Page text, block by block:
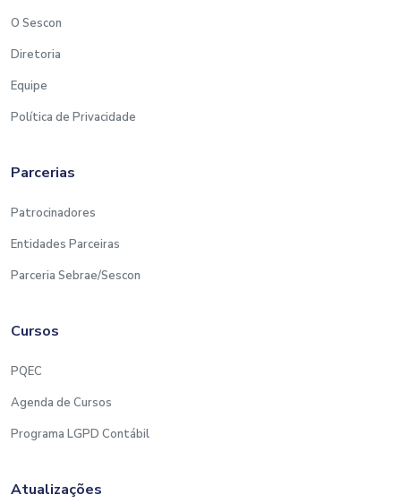
O Sescon
Diretoria
Equipe
Política de Privacidade
Parcerias
Patrocinadores
Entidades Parceiras
Parceria Sebrae/Sescon
Cursos
PQEC
Agenda de Cursos
Programa LGPD Contábil
Atualizações